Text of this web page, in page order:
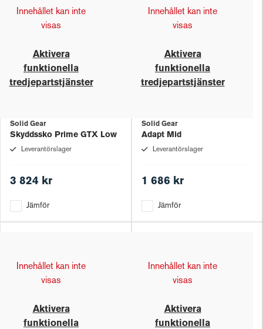
Innehållet kan inte
visas
Aktivera
funktionella
tredjepartstjänster
Solid Gear
Skyddssko Prime GTX Low
Leverantörslager
3 824 kr
Jämför
Innehållet kan inte
visas
Aktivera
funktionella
tredjepartstjänster
Solid Gear
Adapt Mid
Leverantörslager
1 686 kr
Jämför
Innehållet kan inte
visas
Aktivera
funktionella
Innehållet kan inte
visas
Aktivera
funktionella